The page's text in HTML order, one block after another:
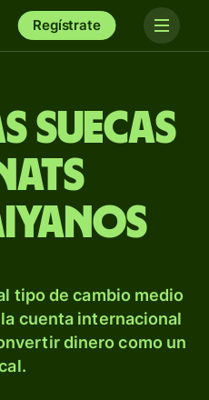
Regístrate
suecas
tipo de cambio medio
cuenta internacional
dinero como un